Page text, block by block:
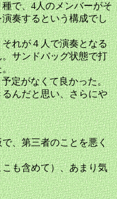
で、4人のメンバーがそ
奏するという構成でし
れが４人で演奏となる
サンドバッグ状態で打
。
予定がなくて良かった。
んだと思い、さらにや
、第三者のことを悪く
も含めて）、あまり気